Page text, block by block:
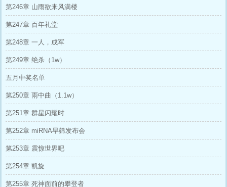
第246章 山雨欲来风满楼
第247章 百年礼堂
第248章 一人，成军
第249章 绝杀（1w）
五月中奖名单
第250章 雨中曲（1.1w）
第251章 群星闪耀时
第252章 miRNA早筛发布会
第253章 震惊世界吧
第254章 凯旋
第255章 死神面前的攀登者